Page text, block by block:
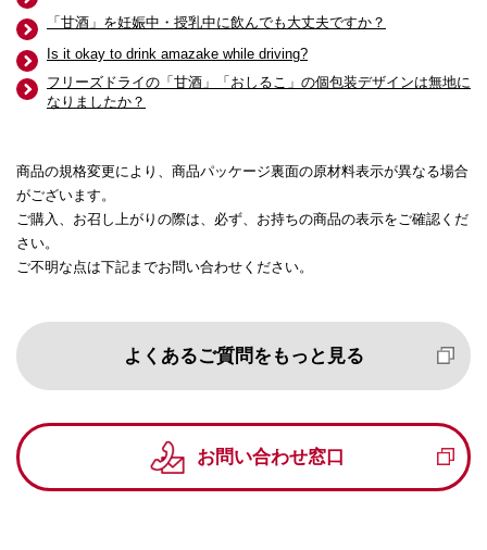
「甘酒」を妊娠中・授乳中に飲んでも大丈夫ですか？
Is it okay to drink amazake while driving?
フリーズドライの「甘酒」「おしるこ」の個包装デザインは無地に
なりましたか？
商品の規格変更により、商品パッケージ裏面の原材料表示が異なる場合
がございます。
ご購入、お召し上がりの際は、必ず、お持ちの商品の表示をご確認くだ
さい。
ご不明な点は下記までお問い合わせください。
よくあるご質問をもっと見る
お問い合わせ窓口